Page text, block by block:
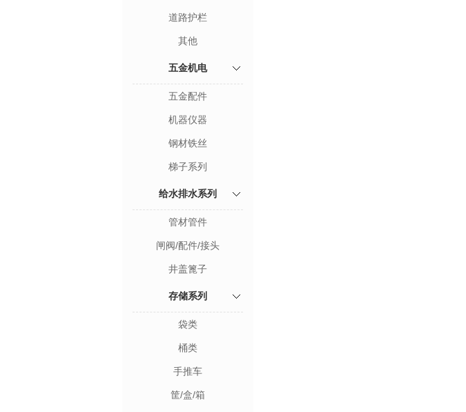
道路护栏
其他
五金机电
五金配件
机器仪器
钢材铁丝
梯子系列
给水排水系列
管材管件
闸阀/配件/接头
井盖篦子
存储系列
袋类
桶类
手推车
筐/盒/箱